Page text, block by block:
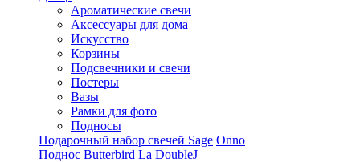
Ароматические свечи
Аксессуары для дома
Искусство
Корзины
Подсвечники и свечи
Постеры
Вазы
Рамки для фото
Подносы
Подарочный набор свечей Sage Onno
Поднос Butterbird La DoubleJ